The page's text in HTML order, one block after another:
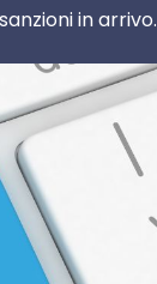
in arrivo.